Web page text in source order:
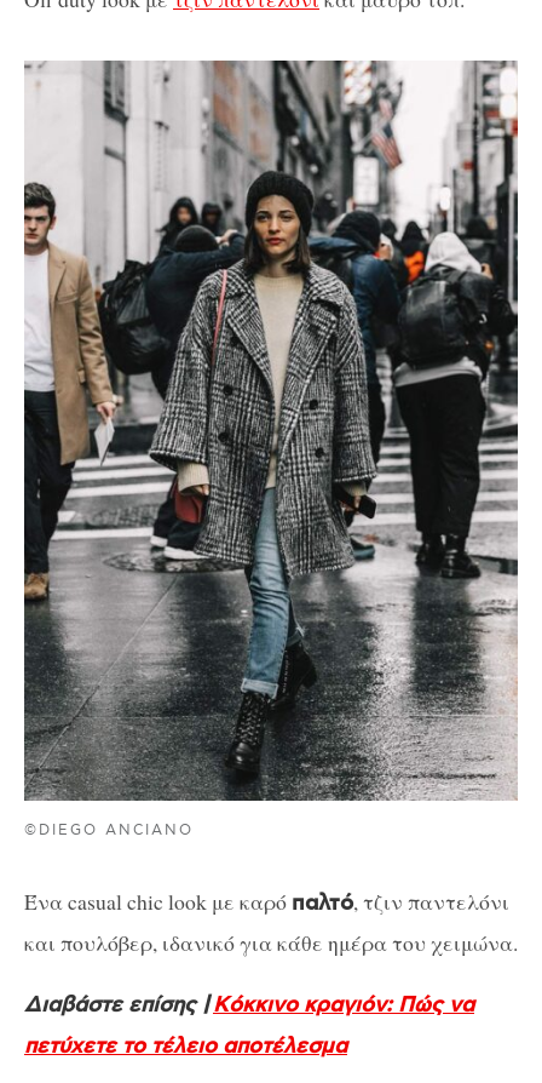
©DIEGO ANCIANO
Ένα casual chic look με καρό παλτό, τζιν παντελόνι
και πουλόβερ, ιδανικό για κάθε ημέρα του χειμώνα.
Διαβάστε επίσης |Kόκκινο κραγιόν: Πώς να
πετύχετε το τέλειο αποτέλεσμα